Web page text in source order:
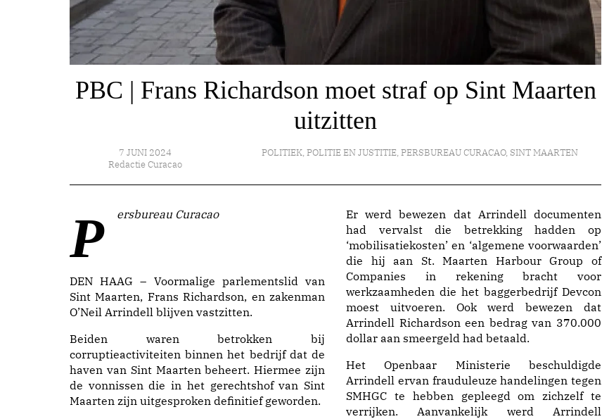
PBC | Frans Richardson moet straf op Sint Maarten
uitzitten
7 JUNI 2024
Redactie Curacao
POLITIEK, POLITIE EN JUSTITIE, PERSBUREAU CURACAO, SINT MAARTEN
Persbureau Curacao
DEN HAAG – Voormalige parlementslid van
Sint Maarten, Frans Richardson, en zakenman
O’Neil Arrindell blijven vastzitten.
Beiden waren betrokken bij
corruptieactiviteiten binnen het bedrijf dat de
haven van Sint Maarten beheert. Hiermee zijn
de vonnissen die in het gerechtshof van Sint
Maarten zijn uitgesproken definitief geworden.
Er werd bewezen dat Arrindell documenten
had vervalst die betrekking hadden op
‘mobilisatiekosten’ en ‘algemene voorwaarden’
die hij aan St. Maarten Harbour Group of
Companies in rekening bracht voor
werkzaamheden die het baggerbedrijf Devcon
moest uitvoeren. Ook werd bewezen dat
Arrindell Richardson een bedrag van 370.000
dollar aan smeergeld had betaald.
Het Openbaar Ministerie beschuldigde
Arrindell ervan frauduleuze handelingen tegen
SMHGC te hebben gepleegd om zichzelf te
verrijken. Aanvankelijk werd Arrindell